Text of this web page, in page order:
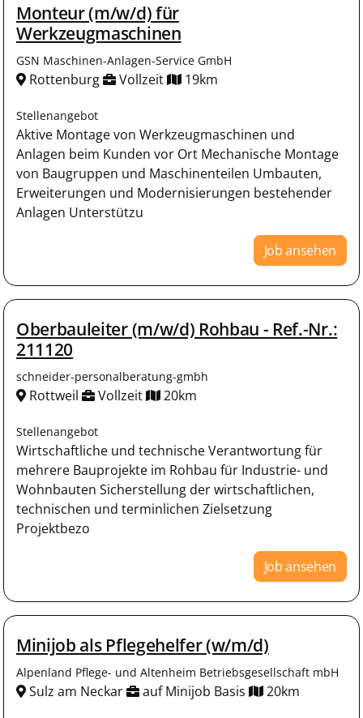
Monteur (m/w/d) für
Werkzeugmaschinen
GSN Maschinen-Anlagen-Service GmbH
Rottenburg Vollzeit 19km
Stellenangebot
Aktive Montage von Werkzeugmaschinen und
Anlagen beim Kunden vor Ort Mechanische Montage
von Baugruppen und Maschinenteilen Umbauten,
Erweiterungen und Modernisierungen bestehender
Anlagen Unterstützu
Job ansehen
Oberbauleiter (m/w/d) Rohbau - Ref.-Nr.:
211120
schneider-personalberatung-gmbh
Rottweil Vollzeit 20km
Stellenangebot
Wirtschaftliche und technische Verantwortung für
mehrere Bauprojekte im Rohbau für Industrie- und
Wohnbauten Sicherstellung der wirtschaftlichen,
technischen und terminlichen Zielsetzung
Projektbezo
Job ansehen
Minijob als Pflegehelfer (w/m/d)
Alpenland Pflege- und Altenheim Betriebsgesellschaft mbH
Sulz am Neckar auf Minijob Basis 20km